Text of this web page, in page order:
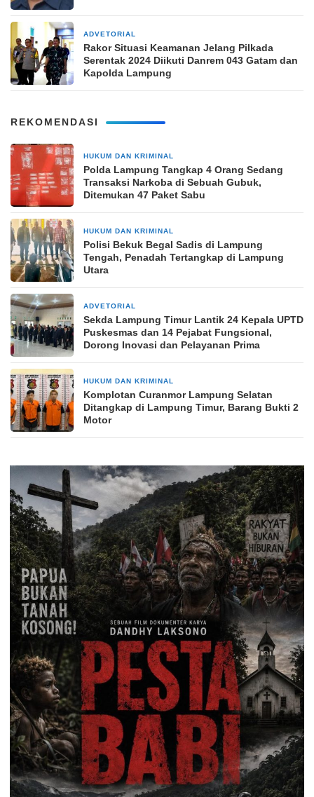
ADVETORIAL
Rakor Situasi Keamanan Jelang Pilkada
Serentak 2024 Diikuti Danrem 043 Gatam dan
Kapolda Lampung
REKOMENDASI
HUKUM DAN KRIMINAL
Polda Lampung Tangkap 4 Orang Sedang
Transaksi Narkoba di Sebuah Gubuk,
Ditemukan 47 Paket Sabu
HUKUM DAN KRIMINAL
Polisi Bekuk Begal Sadis di Lampung
Tengah, Penadah Tertangkap di Lampung
Utara
ADVETORIAL
‎Sekda Lampung Timur Lantik 24 Kepala UPTD
Puskesmas dan 14 Pejabat Fungsional,
Dorong Inovasi dan Pelayanan Prima
HUKUM DAN KRIMINAL
Komplotan Curanmor Lampung Selatan
Ditangkap di Lampung Timur, Barang Bukti 2
Motor